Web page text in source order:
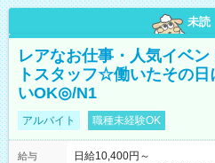
未読
レアなお仕事・人気イベ
トスタッフ☆働いたその
いOK◎/N1
アルバイト 職種未経験OK
給与
日給10,400円～